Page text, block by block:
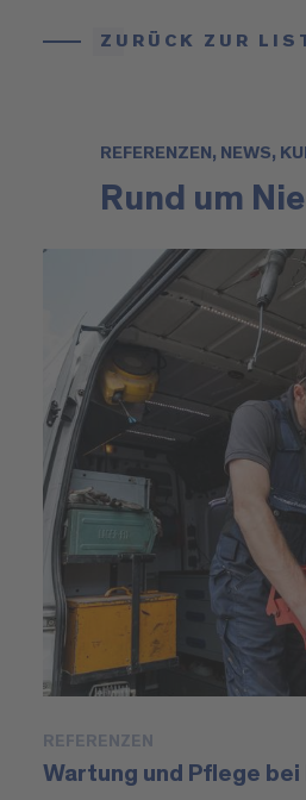
ZURÜCK ZUR
REFERENZEN, NEWS,
Rund um
REFERENZEN
Wartung und Pflege